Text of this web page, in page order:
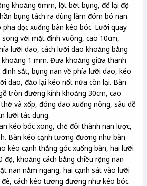
khoảng 6mm, lột bớt bụng, để lại độ
bụng tách ra dùng làm đóm bó nan.
dọc xuống bàn kéo bóc. Lưỡi quay
với mặt đinh vuông, cao 10cm,
lưỡi dao, cách lưỡi dao khoảng bằng
1 mm. Đưa khoảng giữa thanh
sắt, bụng nan về phía lưỡi dao, kéo
dao, đảo lại kéo nốt nửa còn lại. Bàn
tròn đường kính khoảng 30cm, cao
và xốp, đóng dao xuống nông, sâu dễ
lưỡi tác dụng.
kéo bóc xong, chẻ đôi thành nan lược,
Bàn kéo cạnh tương đương như bàn
kéo cạnh thẳng góc xuống bàn, hai lưỡi
khoảng cách bằng chiều rộng nan
nan nằm ngang, hai cạnh sát vào lưỡi
cách kéo tương đương như kéo bóc.